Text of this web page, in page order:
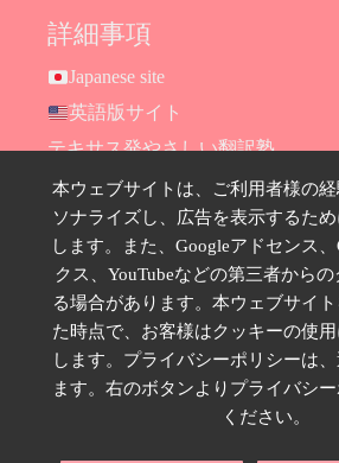
詳細事項
Japanese site
英語版サイト
テキサス発やさしい翻訳塾
Hana Ransom Shop
Site map
お問い合わせ
プライバシーポリシー
特定商取引法に基づく表示
SNSのフォローはこちら
本ウェブサイトは、ご利用者様の
ソナライズし、広告を表示するた
します。また、Googleアドセンス
クス、YouTubeなどの第三者から
る場合があります。本ウェブサイ
た時点で、お客様はクッキーの使
します。プライバシーポリシーは
ます。右のボタンよりプライバシ
ください。